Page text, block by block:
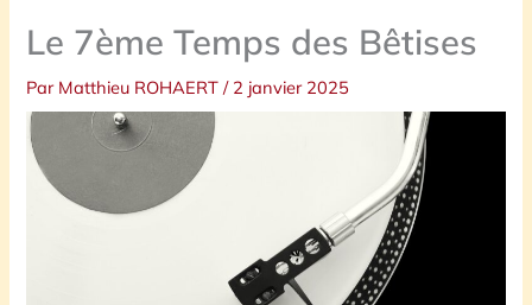
Le 7ème Temps des Bêtises
Par Matthieu ROHAERT/ 2 janvier 2025